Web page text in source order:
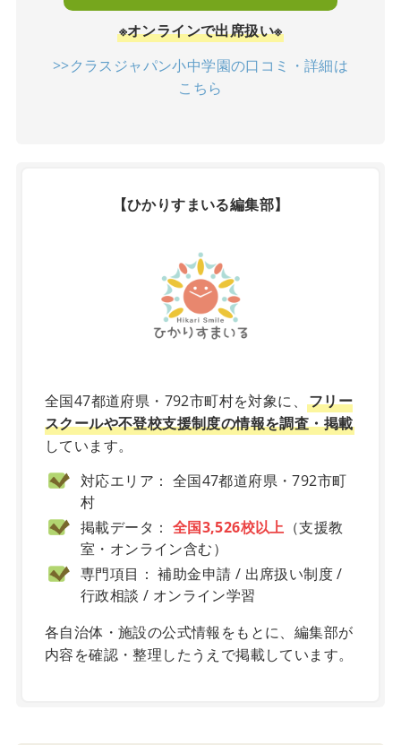
※オンラインで出席扱い※
>>クラスジャパン小中学園の口コミ・詳細は
こちら
【ひかりすまいる編集部】
全国47都道府県・792市町村を対象に、 フリー
スクールや不登校支援制度の情報を調査・掲載
しています。
対応エリア： 全国47都道府県・792市町
村
掲載データ： 全国3,526校以上 （支援教
室・オンライン含む）
専門項目： 補助金申請 / 出席扱い制度 /
行政相談 / オンライン学習
各自治体・施設の公式情報をもとに、編集部が
内容を確認・整理したうえで掲載しています。